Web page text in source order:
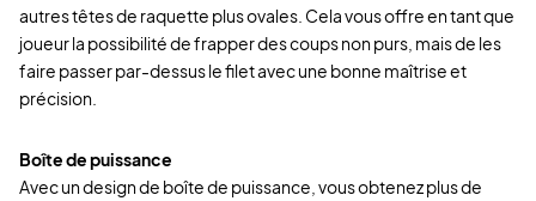
autres têtes de raquette plus ovales. Cela vous offre en tant que
joueur la possibilité de frapper des coups non purs, mais de les
faire passer par-dessus le filet avec une bonne maîtrise et
précision.
Boîte de puissance
Avec un design de boîte de puissance, vous obtenez plus de